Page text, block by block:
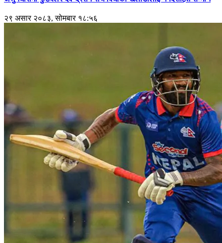
२९ असार २०८३, सोमबार १८:५६